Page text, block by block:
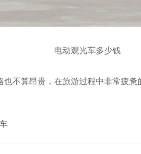
电动观光车多少钱
不算昂贵，在旅游过程中非常疲